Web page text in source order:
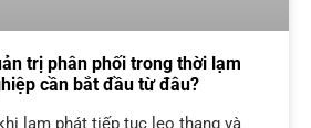
trị phân phối trong thời lạm
cần bắt đầu từ đâu?
lạm phát tiếp tục leo thang và